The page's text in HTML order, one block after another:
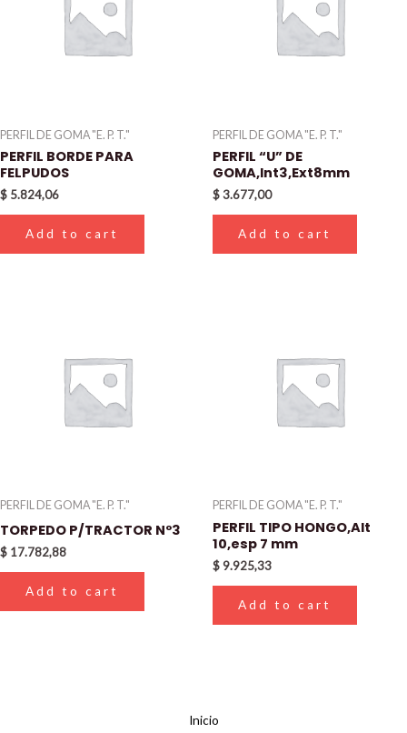
PERFIL DE GOMA "E. P. T."
PERFIL BORDE PARA
FELPUDOS
$ 5.824,06
Add to cart
PERFIL DE GOMA "E. P. T."
PERFIL “U” DE
GOMA,Int3,Ext8mm
$3.677,00
Add to cart
PERFIL DE GOMA "E. P. T."
TORPEDO P/TRACTOR Nº3
$ 17.782,88
Add to cart
PERFIL DE GOMA "E. P. T."
PERFIL TIPO HONGO,Alt
10,esp 7 mm
$ 9.925,33
Add to cart
Inicio